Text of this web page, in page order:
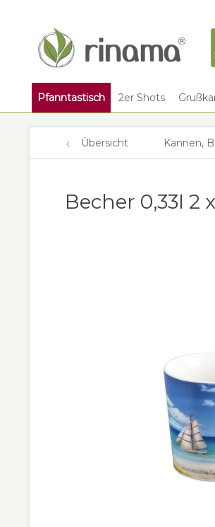
Pfanntastisch 2er Shots
Übersicht Kannen,
Becher 0,33I 2